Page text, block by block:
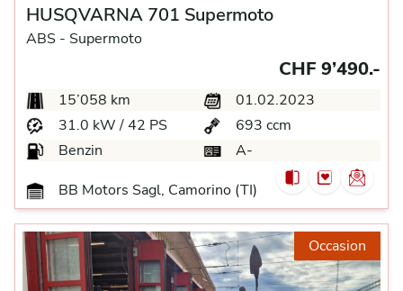
HUSQVARNA 701 Supermoto
ABS - Supermoto
CHF 9’490.-
15’058 km
01.02.2023
31.0 kW / 42 PS
693 ccm
Benzin
A-
BB Motors Sagl, Camorino (TI)
Occasion